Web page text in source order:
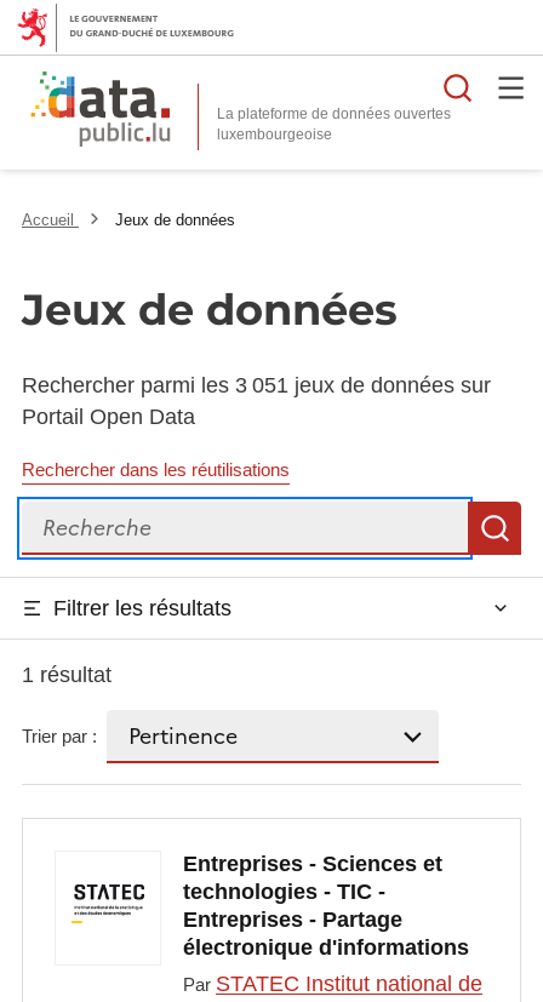
La plateforme de données ouvertes
Accueil Jeux de données
Jeux de données
Rechercher parmi les 3 051 jeux de données sur
Portail Open Data
Rechercher dans les réutilisations
Recherche
Filtrer les résultats
1 résultat
Trier par :
Entreprises - Sciences et
technologies - TIC -
Entreprises - Partage
électronique d'informations
Par STATEC Institut national de